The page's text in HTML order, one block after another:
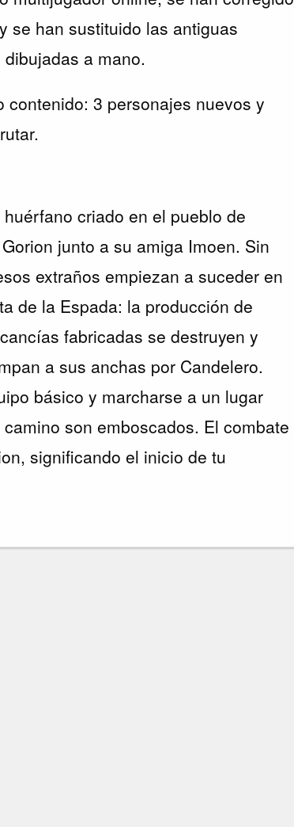
se han sustituido las antiguas
a mano.
contenido: 3 personajes nuevos y
criado en el pueblo de
junto a su amiga Imoen. Sin
extraños empiezan a suceder en
de la Espada: la producción de
fabricadas se destruyen y
a sus anchas por Candelero.
básico y marcharse a un lugar
son emboscados. El combate
significando el inicio de tu